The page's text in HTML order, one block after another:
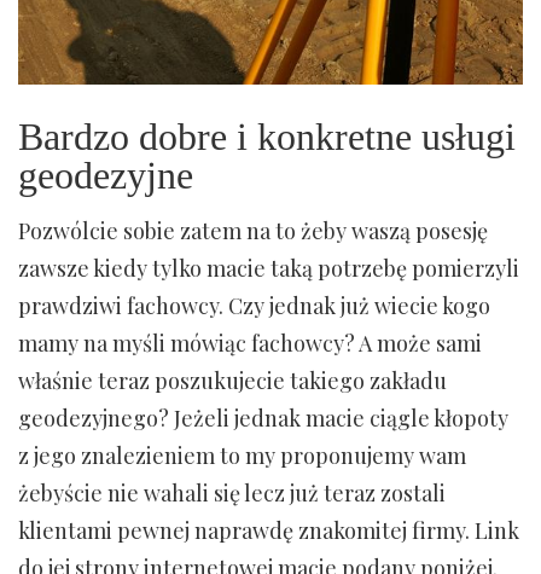
Bardzo dobre i konkretne usługi
geodezyjne
Pozwólcie sobie zatem na to żeby waszą posesję
zawsze kiedy tylko macie taką potrzebę pomierzyli
prawdziwi fachowcy. Czy jednak już wiecie kogo
mamy na myśli mówiąc fachowcy? A może sami
właśnie teraz poszukujecie takiego zakładu
geodezyjnego? Jeżeli jednak macie ciągle kłopoty
z jego znalezieniem to my proponujemy wam
żebyście nie wahali się lecz już teraz zostali
klientami pewnej naprawdę znakomitej firmy. Link